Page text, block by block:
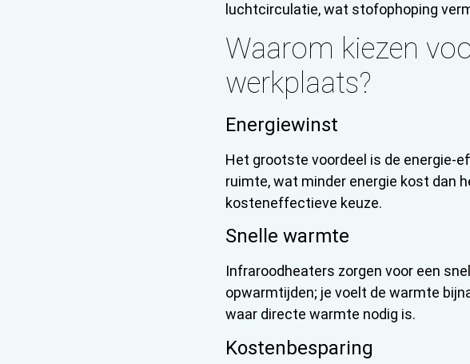
luchtcirculatie, wat stofophoping
Waarom kiezen
werkplaats?
Energiewinst
Het grootste voordeel is de energie-
ruimte, wat minder energie kost dan
kosteneffectieve keuze.
Snelle warmte
Infraroodheaters zorgen voor een
opwarmtijden; je voelt de warmte
waar directe warmte nodig is.
Kostenbesparing